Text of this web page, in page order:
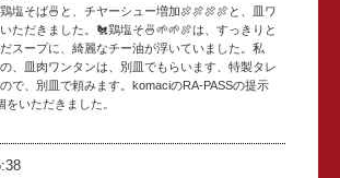
塩そば🍜と、チヤーシュー増加🍖🍖🍖🍖と、皿ワ
ただきました。🐔鶏塩そ🍜🌱🌱🍖は、すっきりと
スープに、綺麗なチー油が浮いていました。私
、皿肉ワンタンは、別皿でもらいます、特製タレ
で、別皿で頼みます。komaciのRA-PASSの提示
いただきました。